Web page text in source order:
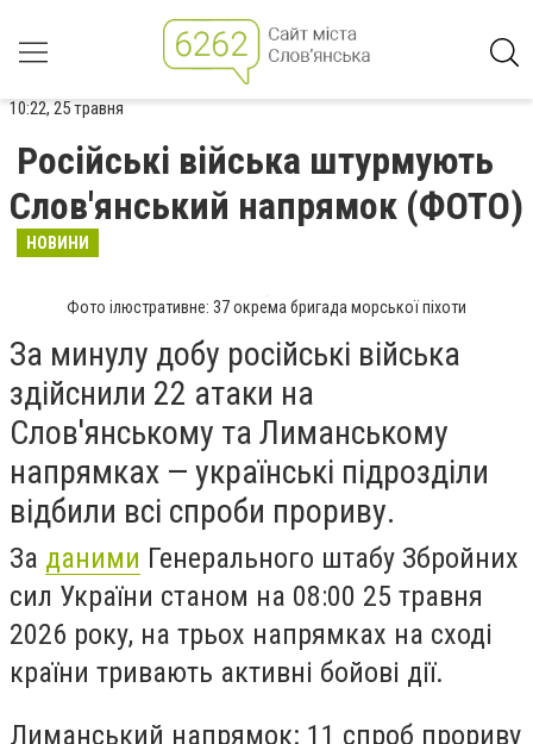
10:22, 25 травня
Російські війська штурмують
Слов'янський напрямок (ФОТО)
НОВИНИ
Фото ілюстративне: 37 окрема бригада морської піхоти
За минулу добу російські війська
здійснили 22 атаки на
Слов'янському та Лиманському
напрямках — українські підрозділи
відбили всі спроби прориву.
За даними Генерального штабу Збройних
сил України станом на 08:00 25 травня
2026 року, на трьох напрямках на сході
країни тривають активні бойові дії.
Лиманський напрямок: 11 спроб прориву